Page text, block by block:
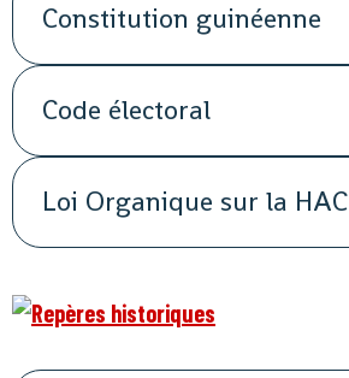
Constitution guinéenne
Code électoral
Loi Organique sur la HAC